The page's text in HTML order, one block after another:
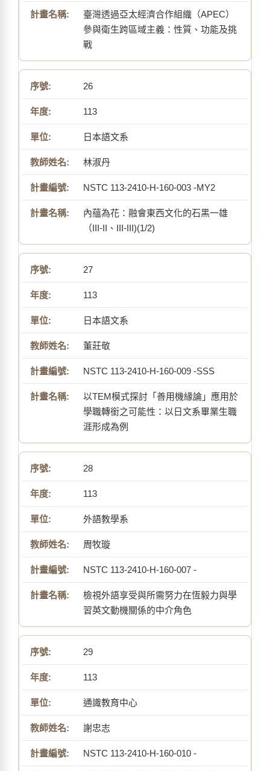
臺灣透過亞太經濟合作組織（APEC）
參與衛生跨區域主義：性質、功能及挑
戰
26
113
日本語文系
林淑丹
NSTC 113-2410-H-160-003 -MY2
內蘊為花：融會東西文化的石黑一雄
（III-II、III-III)(1/2)
27
113
日本語文系
董莊敬
NSTC 113-2410-H-160-009 -SSS
以TEM模式探討「善用機緣論」應用於
學職轉銜之可能性：以日文系畢業生職
涯形成為例
28
113
外語教學系
周牧璇
NSTC 113-2410-H-160-007 -
檢視外語享受與所需努力在恆毅力與學
習英文動機關係的中介角色
29
113
通識教育中心
謝忠志
NSTC 113-2410-H-160-010 -